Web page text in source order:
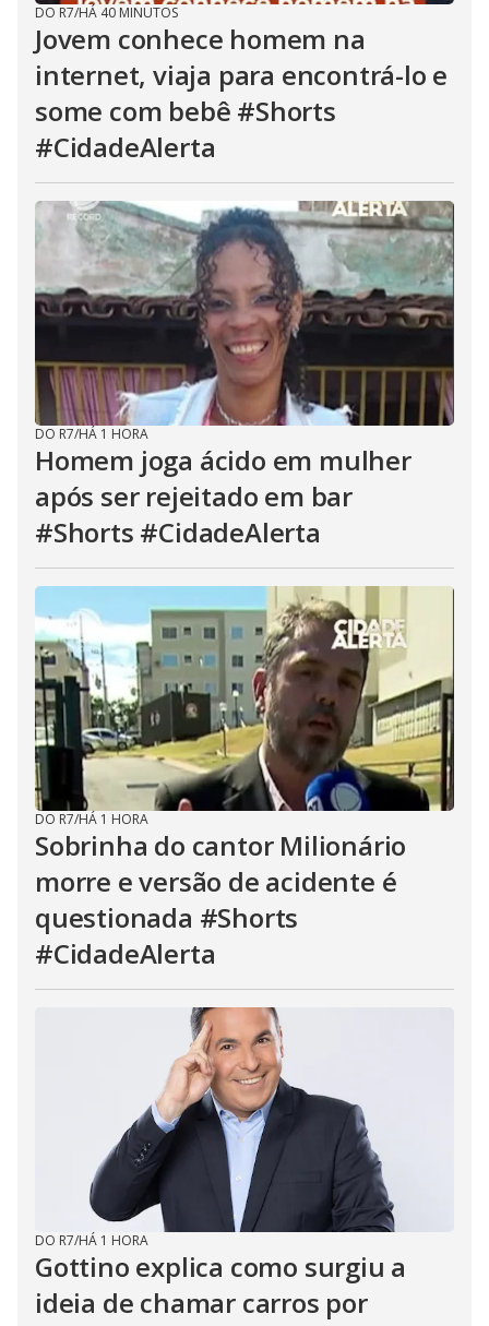
DO R7/HÁ 40 MINUTOS
Jovem conhece homem na
internet, viaja para encontrá-lo e
some com bebê #Shorts
#CidadeAlerta
DO R7/HÁ 1 HORA
Homem joga ácido em mulher
após ser rejeitado em bar
#Shorts #CidadeAlerta
DO R7/HÁ 1 HORA
Sobrinha do cantor Milionário
morre e versão de acidente é
questionada #Shorts
#CidadeAlerta
DO R7/HÁ 1 HORA
Gottino explica como surgiu a
ideia de chamar carros por